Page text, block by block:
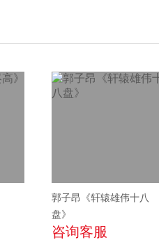
郭子昂《轩辕雄伟十八
盘》
咨询客服